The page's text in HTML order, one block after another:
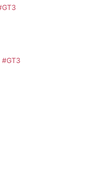
#GT3